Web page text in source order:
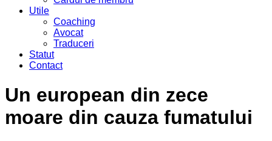
Utile
Coaching
Avocat
Traduceri
Statut
Contact
Un european din zece
moare din cauza fumatului